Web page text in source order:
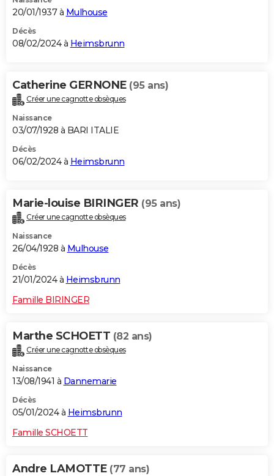
20/01/1937 à Mulhouse
Décès
08/02/2024 à Heimsbrunn
Catherine GERNONE (95 ans)
Créer une cagnotte obsèques
Naissance
03/07/1928 à BARI ITALIE
Décès
06/02/2024 à Heimsbrunn
Marie-louise BIRINGER (95 ans)
Créer une cagnotte obsèques
Naissance
26/04/1928 à Mulhouse
Décès
21/01/2024 à Heimsbrunn
Famille BIRINGER
Marthe SCHOETT (82 ans)
Créer une cagnotte obsèques
Naissance
13/08/1941 à Dannemarie
Décès
05/01/2024 à Heimsbrunn
Famille SCHOETT
Andre LAMOTTE (77 ans)